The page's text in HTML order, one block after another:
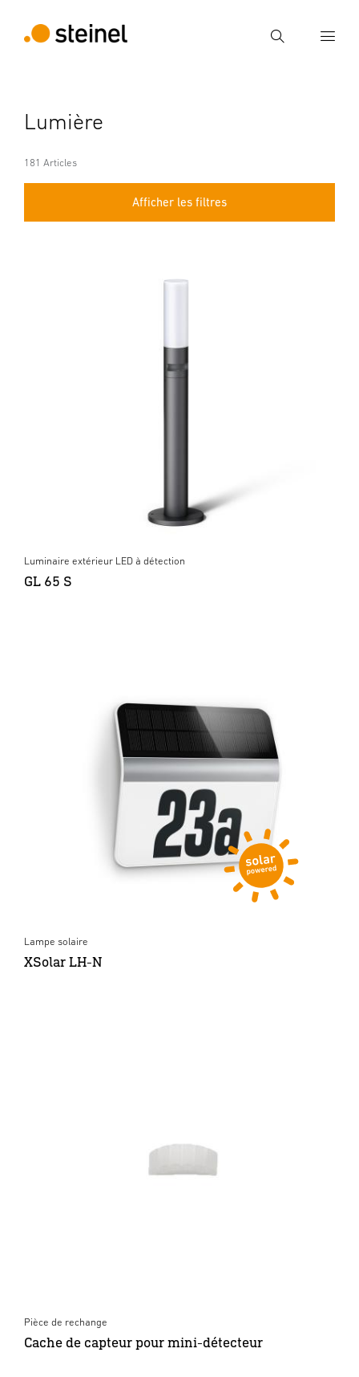
Recherche
Recherche
Lumière
181 Articles
Afficher les filtres
Luminaire extérieur LED à détection
GL 65 S
Lampe solaire
XSolar LH-N
Pièce de rechange
Cache de capteur pour mini-détecteur